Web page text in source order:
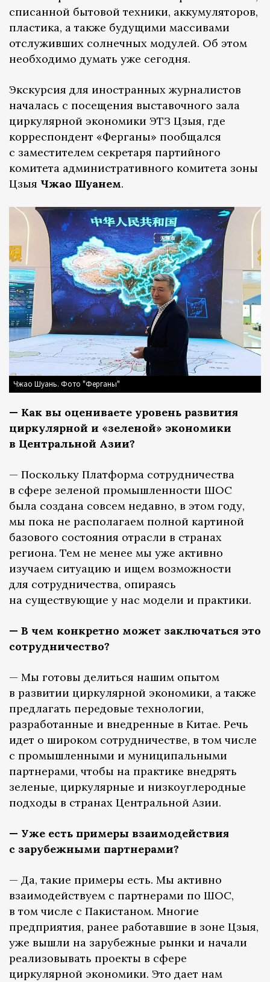
списанной бытовой техники, аккумуляторов,
пластика, а также будущими массивами
отслуживших солнечных модулей. Об этом
необходимо думать уже сегодня.
Экскурсия для иностранных журналистов
началась с посещения выставочного зала
циркулярной экономики ЭТЗ Цзыя, где
корреспондент «Ферганы» пообщался
с заместителем секретаря партийного
комитета административного комитета зоны
Цзыя Чжао Шуанем.
Чжао Шуань. Фото "Ферганы"
— Как вы оцениваете уровень развития
циркулярной и «зеленой» экономики
в Центральной Азии?
— Поскольку Платформа сотрудничества
в сфере зеленой промышленности ШОС
была создана совсем недавно, в этом году,
мы пока не располагаем полной картиной
базового состояния отрасли в странах
региона. Тем не менее мы уже активно
изучаем ситуацию и ищем возможности
для сотрудничества, опираясь
на существующие у нас модели и практики.
— В чем конкретно может заключаться это
сотрудничество?
— Мы готовы делиться нашим опытом
в развитии циркулярной экономики, а также
предлагать передовые технологии,
разработанные и внедренные в Китае. Речь
идет о широком сотрудничестве, в том числе
с промышленными и муниципальными
партнерами, чтобы на практике внедрять
зеленые, циркулярные и низкоуглеродные
подходы в странах Центральной Азии.
— Уже есть примеры взаимодействия
с зарубежными партнерами?
— Да, такие примеры есть. Мы активно
взаимодействуем с партнерами по ШОС,
в том числе с Пакистаном. Многие
предприятия, ранее работавшие в зоне Цзыя,
уже вышли на зарубежные рынки и начали
реализовывать проекты в сфере
циркулярной экономики. Это дает нам